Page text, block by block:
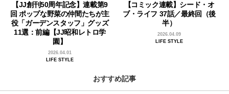
【JJ創刊50周年記念】連載第9
回 ポップな野菜の仲間たちが主
役「ガーデンスタッフ」グッズ
11選：前編【JJ昭和レトロ学
園】
2026.04.01
LIFE STYLE
【コミック連載】シード・オ
ブ・ライフ 37話／最終回（後
半）
2026.04.09
LIFE STYLE
おすすめ記事